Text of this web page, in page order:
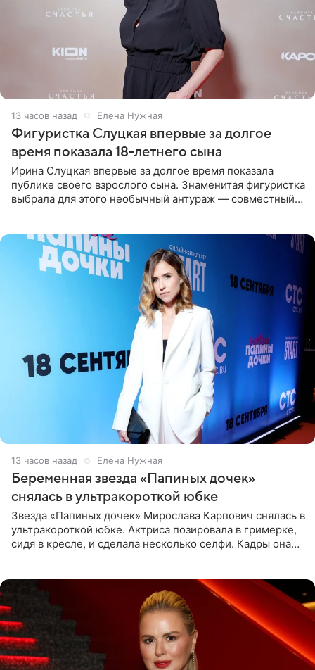
13 часов назад Елена Нужная
Фигуристка Слуцкая впервые за долгое
время показала 18-летнего сына
Ирина Слуцкая впервые за долгое время показала
публике своего взрослого сына. Знаменитая фигуристка
выбрала для этого необычный антураж — совместный
13 часов назад Елена Нужная
Беременная звезда «Папиных дочек»
снялась в ультракороткой юбке
Звезда «Папиных дочек» Мирослава Карпович снялась в
ультракороткой юбке. Актриса позировала в гримерке,
сидя в кресле, и сделала несколько селфи. Кадры она